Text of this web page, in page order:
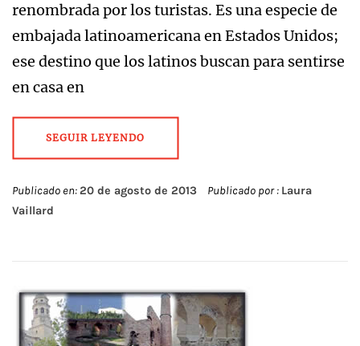
renombrada por los turistas. Es una especie de
embajada latinoamericana en Estados Unidos;
ese destino que los latinos buscan para sentirse
en casa en
SEGUIR LEYENDO
Publicado en:20 de agosto de 2013 Publicado por : Laura
Vaillard